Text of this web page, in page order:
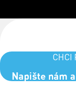
CHCI
Napište nám